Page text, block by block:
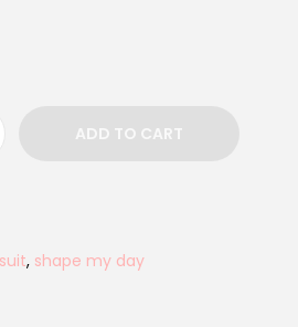
ADD TO CART
, shape my day